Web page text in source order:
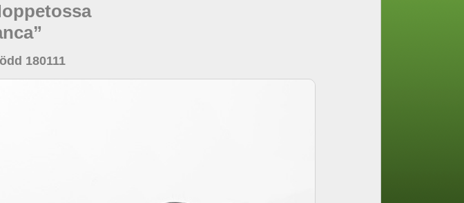
180111